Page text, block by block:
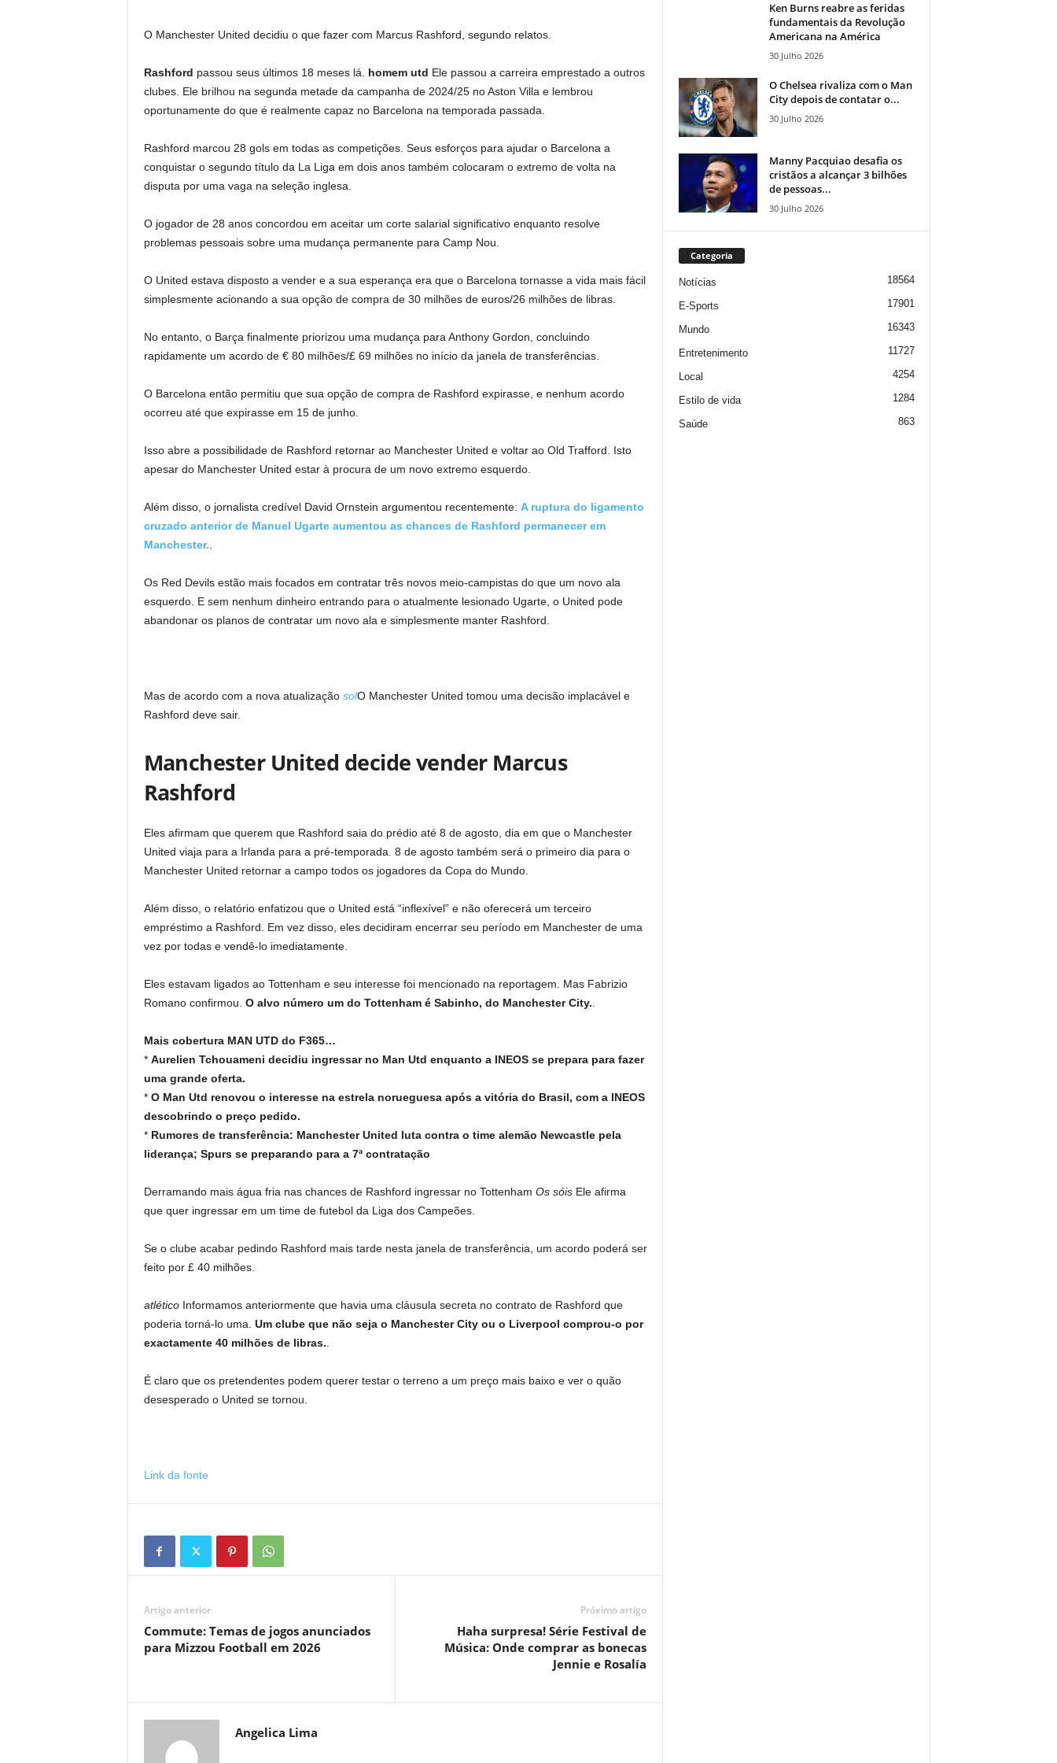
O Manchester United decidiu o que fazer com Marcus Rashford, segundo relatos.
Rashford passou seus últimos 18 meses lá. homem utd Ele passou a carreira emprestado a outros
clubes. Ele brilhou na segunda metade da campanha de 2024/25 no Aston Villa e lembrou
oportunamente do que é realmente capaz no Barcelona na temporada passada.
Rashford marcou 28 gols em todas as competições. Seus esforços para ajudar o Barcelona a
conquistar o segundo título da La Liga em dois anos também colocaram o extremo de volta na
disputa por uma vaga na seleção inglesa.
O jogador de 28 anos concordou em aceitar um corte salarial significativo enquanto resolve
problemas pessoais sobre uma mudança permanente para Camp Nou.
O United estava disposto a vender e a sua esperança era que o Barcelona tornasse a vida mais fácil
simplesmente acionando a sua opção de compra de 30 milhões de euros/26 milhões de libras.
No entanto, o Barça finalmente priorizou uma mudança para Anthony Gordon, concluindo
rapidamente um acordo de € 80 milhões/£ 69 milhões no início da janela de transferências.
O Barcelona então permitiu que sua opção de compra de Rashford expirasse, e nenhum acordo
ocorreu até que expirasse em 15 de junho.
Isso abre a possibilidade de Rashford retornar ao Manchester United e voltar ao Old Trafford. Isto
apesar do Manchester United estar à procura de um novo extremo esquerdo.
Além disso, o jornalista credível David Ornstein argumentou recentemente: A ruptura do ligamento
cruzado anterior de Manuel Ugarte aumentou as chances de Rashford permanecer em
Manchester.
Os Red Devils estão mais focados em contratar três novos meio-campistas do que um novo ala
esquerdo. E sem nenhum dinheiro entrando para o atualmente lesionado Ugarte, o United pode
abandonar os planos de contratar um novo ala e simplesmente manter Rashford.
Mas de acordo com a nova atualização solO Manchester United tomou uma decisão implacável e
Rashford deve sair.
Manchester United decide vender Marcus
Rashford
Eles afirmam que querem que Rashford saia do prédio até 8 de agosto, dia em que o Manchester
United viaja para a Irlanda para a pré-temporada. 8 de agosto também será o primeiro dia para o
Manchester United retornar a campo todos os jogadores da Copa do Mundo.
Além disso, o relatório enfatizou que o United está “inflexível” e não oferecerá um terceiro
empréstimo a Rashford. Em vez disso, eles decidiram encerrar seu período em Manchester de uma
vez por todas e vendê-lo imediatamente.
Eles estavam ligados ao Tottenham e seu interesse foi mencionado na reportagem. Mas Fabrizio
Romano confirmou. O alvo número um do Tottenham é Sabinho, do Manchester City.
Mais cobertura MAN UTD do F365…
* Aurelien Tchouameni decidiu ingressar no Man Utd enquanto a INEOS se prepara para fazer
uma grande oferta.
* O Man Utd renovou o interesse na estrela norueguesa após a vitória do Brasil, com a INEOS
descobrindo o preço pedido.
* Rumores de transferência: Manchester United luta contra o time alemão Newcastle pela
liderança; Spurs se preparando para a 7ª contratação
Derramando mais água fria nas chances de Rashford ingressar no Tottenham Os sóisEle afirma
que quer ingressar em um time de futebol da Liga dos Campeões.
Se o clube acabar pedindo Rashford mais tarde nesta janela de transferência, um acordo poderá ser
feito por £ 40 milhões.
atléticoInformamos anteriormente que havia uma cláusula secreta no contrato de Rashford que
poderia torná-lo uma. Um clube que não seja o Manchester City ou o Liverpool comprou-o por
exactamente 40 milhões de libras.
É claro que os pretendentes podem querer testar o terreno a um preço mais baixo e ver o quão
desesperado o United se tornou.
Link da fonte
Artigo anterior
Commute: Temas de jogos anunciados
para Mizzou Football em 2026
Próximo artigo
Haha surpresa! Série Festival de
Música: Onde comprar as bonecas
Jennie e Rosalía
Angelica Lima
Ken Burns reabre as feridas
fundamentais da Revolução
Americana na América
30 Julho 2026
O Chelsea rivaliza com o Man
City depois de contatar o...
30 Julho 2026
Manny Pacquiao desafia os
cristãos a alcançar 3 bilhões
de pessoas...
30 Julho 2026
Categoria
Notícias 18564
E-Sports 17901
Mundo 16343
Entretenimento 11727
Local 4254
Estilo de vida 1284
Saúde 863